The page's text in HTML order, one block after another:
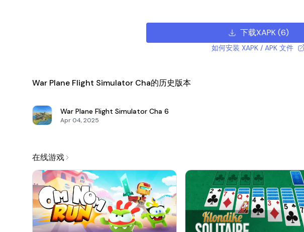
下载XAPK(6)
如何安装 XAPK / APK 文件
War Plane Flight Simulator Cha的历史版本
War Plane Flight Simulator Cha 6
Apr 04, 2025
在线游戏